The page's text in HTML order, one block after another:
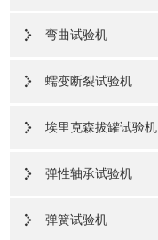
弯曲试验机
蠕变断裂试验机
埃里克森拔罐试验机
弹性轴承试验机
弹簧试验机